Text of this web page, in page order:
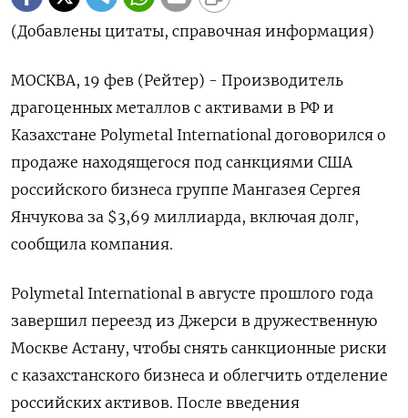
(Добавлены цитаты, справочная информация)
МОСКВА, 19 фев (Рейтер) - Производитель
драгоценных металлов с активами в РФ и
Казахстане Polymetal International договорился о
продаже находящегося под санкциями США
российского бизнеса группе Мангазея Сергея
Янчукова за $3,69 миллиарда, включая долг,
сообщила компания.
Polymetal International в августе прошлого года
завершил переезд из Джерси в дружественную
Москве Астану, чтобы снять санкционные риски
c казахстанского бизнеса и облегчить отделение
российских активов. После введения